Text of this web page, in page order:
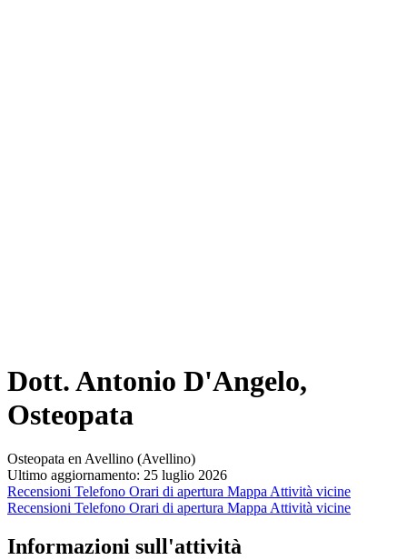
Dott. Antonio D'Angelo,
Osteopata
Osteopata en Avellino (Avellino)
Ultimo aggiornamento: 25 luglio 2026
Recensioni Telefono Orari di apertura Mappa Attività vicine
Recensioni Telefono Orari di apertura Mappa Attività vicine
Informazioni sull'attività